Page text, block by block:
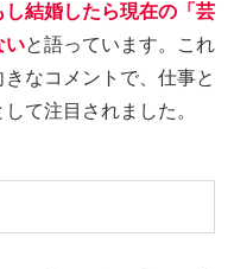
し結婚したら現在の「芸
いと語っています。これ
なコメントで、仕事と
て注目されました。